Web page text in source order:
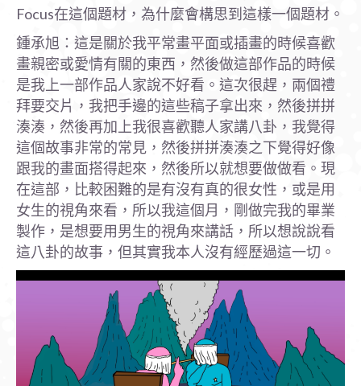
Focus在這個題材，為什麼會構思到這樣一個題材。
鍾承旭：這是關於我平常畫平面或插畫的時候喜歡
畫親密或愛情有關的東西，然後做這部作品的時候
是我上一部作品人家說不好看。這次很趕，兩個禮
拜要交片，我把手邊的這些稿子拿出來，然後拼拼
湊湊，然後再加上我很喜歡聽人家講八卦，我覺得
這個故事非常的常見，然後拼拼湊湊之下覺得好像
跟我的畫面搭得起來，然後所以就想要做做看。現
在這部，比較困難的是有沒有真的很女性，或是用
女生的視角來看，所以我這個月，剛做完我的畢業
製作，是想要用男生的視角來講話，所以想說說看
這八卦的故事，但其實我本人沒有經歷過這一切。